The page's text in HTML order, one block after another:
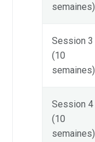
semaines)
Session 3
(10
semaines)
Session 4
(10
semaines)